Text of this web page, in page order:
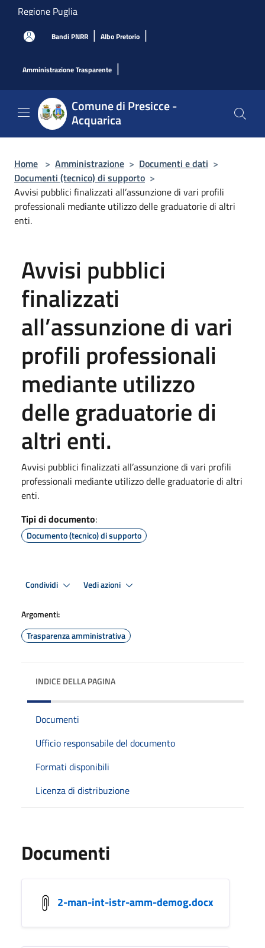
Salta al contenuto principale
Regione Puglia
Bandi PNRR | Albo Pretorio |
Amministrazione Trasparente |
Comune di Presicce -
Acquarica
Home > Amministrazione > Documenti e dati >
Documenti (tecnico) di supporto >
Avvisi pubblici finalizzati all’assunzione di vari profili
professionali mediante utilizzo delle graduatorie di altri
enti.
Avvisi pubblici
finalizzati
all’assunzione di vari
profili professionali
mediante utilizzo
delle graduatorie di
altri enti.
Avvisi pubblici finalizzati all’assunzione di vari profili
professionali mediante utilizzo delle graduatorie di altri
enti.
Tipi di documento:
Documento (tecnico) di supporto
Condividi Vedi azioni
Argomenti:
Trasparenza amministrativa
INDICE DELLA PAGINA
Documenti
Ufficio responsabile del documento
Formati disponibili
Licenza di distribuzione
Documenti
2-man-int-istr-amm-demog.docx